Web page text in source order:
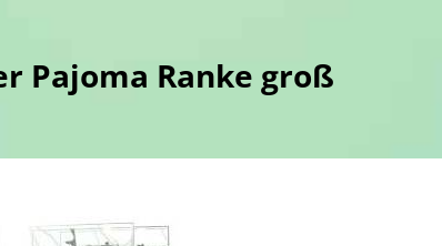
Pajoma Ranke groß